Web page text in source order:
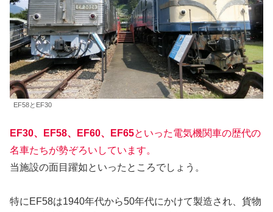
EF58とEF30
EF30、EF58、EF60、EF65といった電気機関車の歴代の
名車たちが勢ぞろいしています。
当施設の面目躍如といったところでしょう。
特にEF58は1940年代から50年代にかけて製造され、貨物